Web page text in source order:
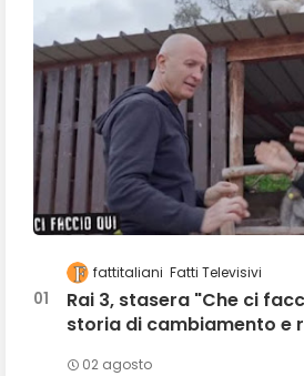
fattitaliani Fatti Televisivi
Rai 3, stasera "Che ci
storia di cambiamento e
02 agosto